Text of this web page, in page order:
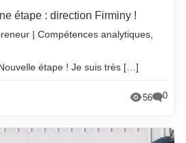
étape : direction Firminy !
| Compétences analytiques,
étape ! Je suis très […]
56 0